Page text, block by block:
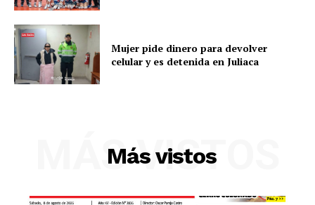
Mujer pide dinero para devolver
celular y es detenida en Juliaca
Más vistos
MÁS VISTOS